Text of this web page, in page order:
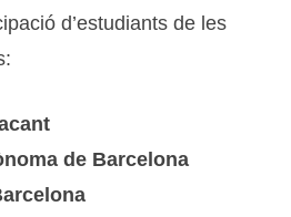
d’estudiants de les
de Barcelona